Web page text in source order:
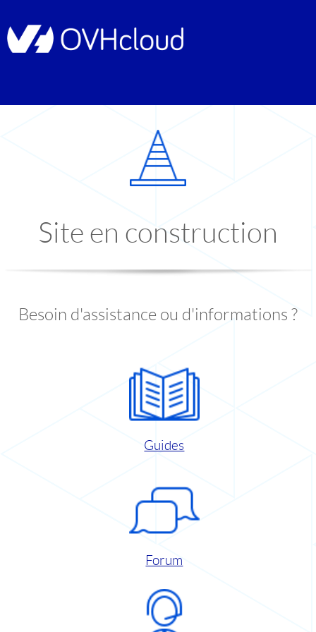
Site en construction
Besoin d'assistance ou d'informations ?
Guides
Forum